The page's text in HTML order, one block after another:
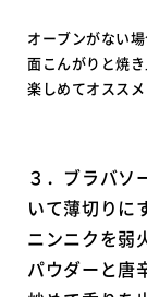
オーブンがない
面こんがりと焼
楽しめてオススメ
３．ブラバソ
いて薄切りに
ニンニクを弱
パウダーと唐